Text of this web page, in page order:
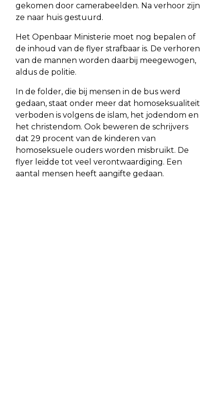
gekomen door camerabeelden. Na verhoor zijn
ze naar huis gestuurd.
Het Openbaar Ministerie moet nog bepalen of
de inhoud van de flyer strafbaar is. De verhoren
van de mannen worden daarbij meegewogen,
aldus de politie.
In de folder, die bij mensen in de bus werd
gedaan, staat onder meer dat homoseksualiteit
verboden is volgens de islam, het jodendom en
het christendom. Ook beweren de schrijvers
dat 29 procent van de kinderen van
homoseksuele ouders worden misbruikt. De
flyer leidde tot veel verontwaardiging. Een
aantal mensen heeft aangifte gedaan.